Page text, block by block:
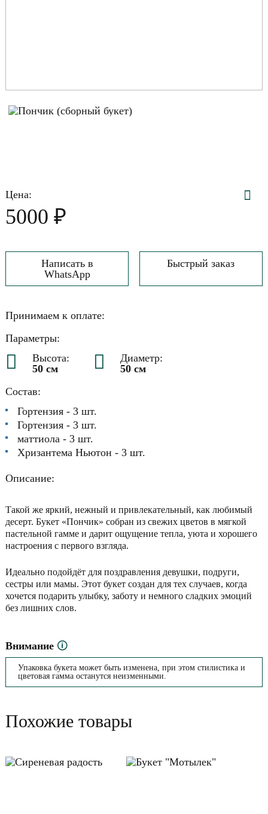
Цена:
5000 ₽
Написать в
WhatsApp
Быстрый заказ
Принимаем к оплате:
Параметры:
Высота:
50 см
Диаметр:
50 см
Состав:
Гортензия - 3 шт.
Гортензия - 3 шт.
маттиола - 3 шт.
Хризантема Ньютон - 3 шт.
Описание:
Такой же яркий, нежный и привлекательный, как любимый
десерт. Букет «Пончик» собран из свежих цветов в мягкой
пастельной гамме и дарит ощущение тепла, уюта и хорошего
настроения с первого взгляда.
Идеально подойдёт для поздравления девушки, подруги,
сестры или мамы. Этот букет создан для тех случаев, когда
хочется подарить улыбку, заботу и немного сладких эмоций
без лишних слов.
Внимание 🛈
Упаковка букета может быть изменена, при этом стилистика и
цветовая гамма останутся неизменными.
Похожие товары